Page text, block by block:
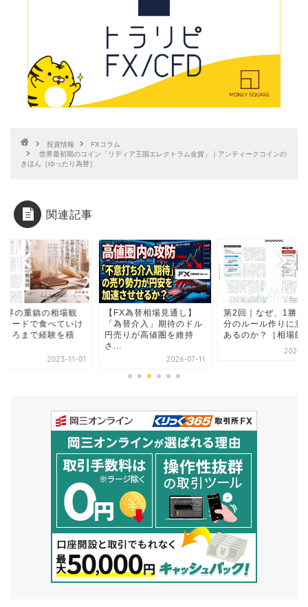
投資情報
FXコラム
世界最初期のコイン「リディア王国エレクトラム金貨」｜アンティークコインの
きほん［ゆったり為替］
関連記事
界の重鎮の相場観
レードで食べていけ
ころまで経験を積
2023-11-01
【FX為替相場見通し】
「為替介入」期待のドル
円売りが高値圏を維持
さ...
2026-07-11
第2回｜なぜ、1勝2
分のルール作りに意
あるのか？［相場師
2024-